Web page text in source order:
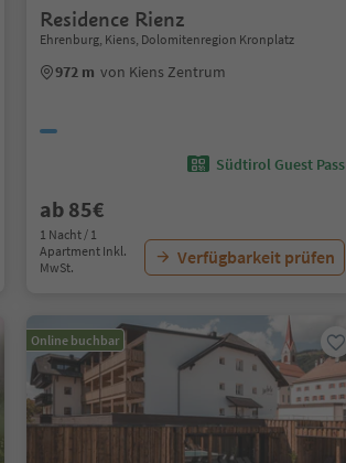
Residence Rienz
Ehrenburg, Kiens, Dolomitenregion Kronplatz
972 m von Kiens Zentrum
Südtirol Guest Pass
ab 85€
1 Nacht / 1
Apartment Inkl.
MwSt.
Verfügbarkeit prüfen
Online buchbar